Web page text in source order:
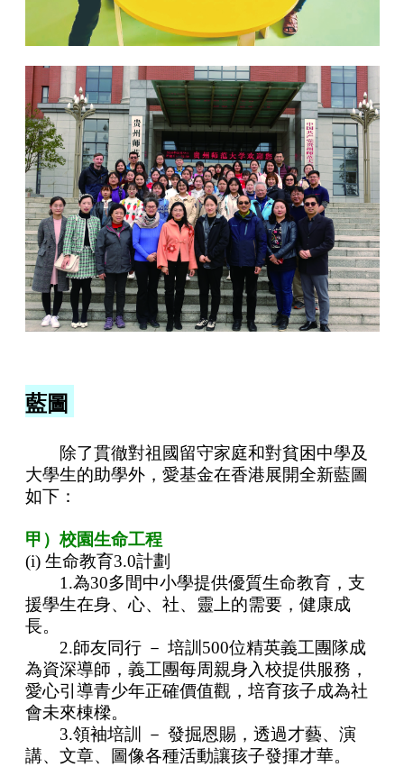
藍圖
除了貫徹對祖國留守家庭和對貧困中學及
大學生的助學外，愛基金在香港展開全新藍圖
如下：
甲）校園生命工程
(i) 生命教育3.0計劃
1.為30多間中小學提供優質生命教育，支
援學生在身、心、社、靈上的需要，健康成
長。
2.師友同行 － 培訓500位精英義工團隊成
為資深導師，義工團每周親身入校提供服務，
愛心引導青少年正確價值觀，培育孩子成為社
會未來棟樑。
3.領袖培訓 － 發掘恩賜，透過才藝、演
講、文章、圖像各種活動讓孩子發揮才華。